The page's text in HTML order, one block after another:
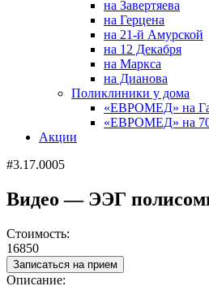
на Завертяева
на Герцена
на 21-й Амурской
на 12 Декабря
на Маркса
на Дианова
Поликлиники у дома
«ЕВРОМЕД» на
«ЕВРОМЕД» на 70
Акции
#3.17.0005
Видео — ЭЭГ
Стоимость:
16850
Записаться на прием
Описание: